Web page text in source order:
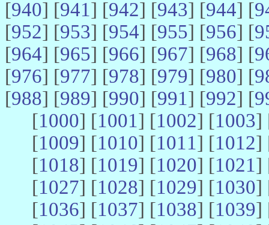
[940] [941] [942] [943] [944] [
[952] [953] [954] [955] [956] [
[964] [965] [966] [967] [968] [
[976] [977] [978] [979] [980] [
[988] [989] [990] [991] [992] [
[1000] [1001] [1002] [1003]
[1009] [1010] [1011] [1012]
[1018] [1019] [1020] [1021]
[1027] [1028] [1029] [1030]
[1036] [1037] [1038] [1039]